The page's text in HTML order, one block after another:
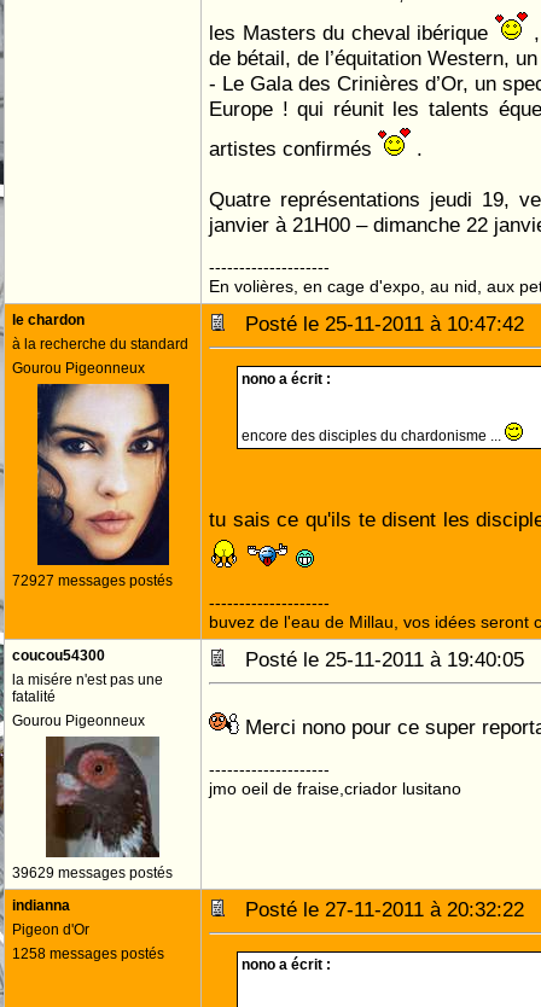
les Masters du cheval ibérique
de bétail, de l’équitation Western,
- Le Gala des Crinières d’Or, un
Europe ! qui réunit les talents
artistes confirmés
.
Quatre représentations jeudi 19,
janvier à 21H00 – dimanche 22
--------------------
En volières, en cage d'expo, au nid, aux
le chardon
à la recherche du standard
Gourou Pigeonneux
72927 messages postés
Posté le 25-11-2011 à 10:47:42
nono a écrit :
encore des disciples du chardonisme ...
tu sais ce qu'ils te disent les
--------------------
buvez de l'eau de Millau, vos idées seront
coucou54300
la misére n'est pas une
fatalité
Gourou Pigeonneux
39629 messages postés
Posté le 25-11-2011 à 19:40:05
Merci nono pour ce super
--------------------
jmo oeil de fraise,criador lusitano
indianna
Pigeon d'Or
1258 messages postés
Posté le 27-11-2011 à 20:32:22
nono a écrit :